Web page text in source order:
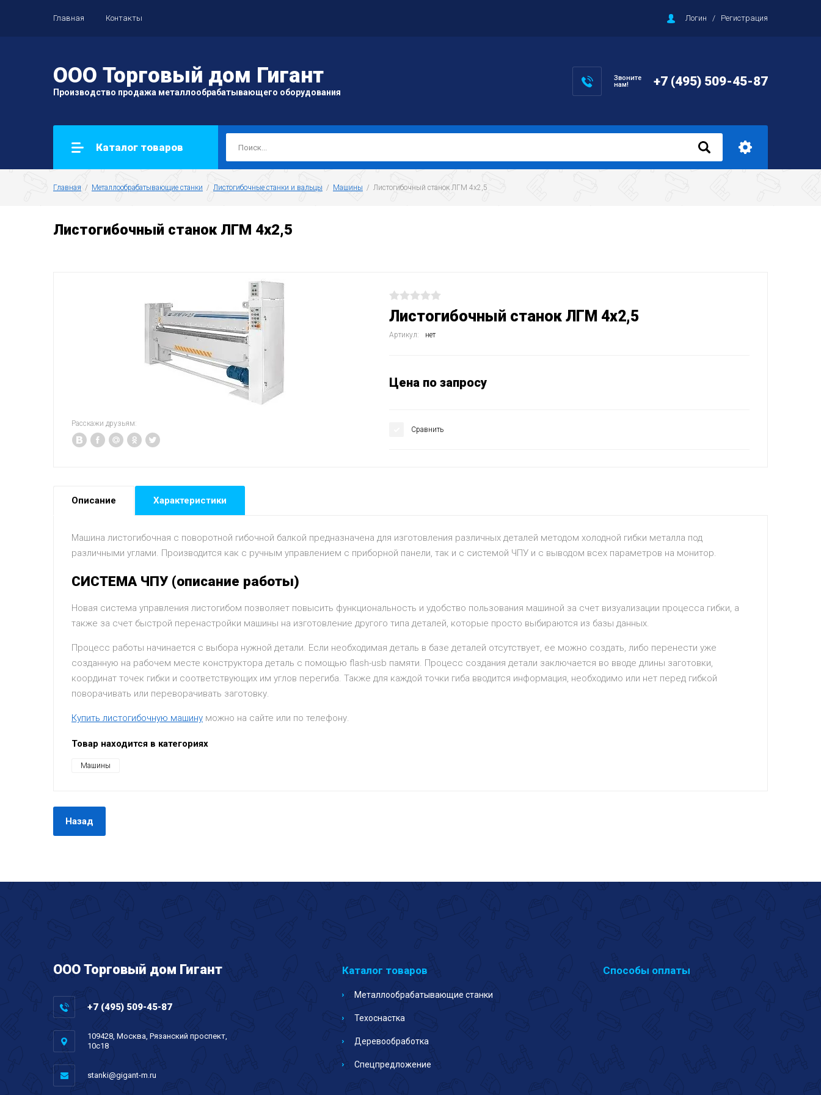
Главная Контакты Логин / Регистрация
ООО Торговый дом Гигант
Производство продажа металлообрабатывающего оборудования
Звоните
нам!
+7 (495) 509-45-87
Каталог товаров
Главная
  /
Металлообрабатывающие станки
  /
Листогибочные станки и вальцы
  /
Машины
  /  Листогибочный станок ЛГМ 4х2,5
Листогибочный станок ЛГМ 4х2,5
Расскажи друзьям:
Листогибочный станок ЛГМ 4х2,5
Артикул: нет
Цена по запросу
Сравнить
Описание Характеристики
Машина листогибочная с поворотной гибочной балкой предназначена для изготовления различных деталей методом холодной гибки металла под
различными углами. Производится как с ручным управлением с приборной панели, так и с системой ЧПУ и с выводом всех параметров на монитор.
CИСТЕМА ЧПУ (описание работы)
Новая система управления листогибом позволяет повысить функциональность и удобство пользования машиной за счет визуализации процесса гибки, а
также за счет быстрой перенастройки машины на изготовление другого типа деталей, которые просто выбираются из базы данных.
Процесс работы начинается с выбора нужной детали. Если необходимая деталь в базе деталей отсутствует, ее можно создать, либо перенести уже
созданную на рабочем месте конструктора деталь с помощью flash-usb памяти. Процесс создания детали заключается во вводе длины заготовки,
координат точек гибки и соответствующих им углов перегиба. Также для каждой точки гиба вводится информация, необходимо или нет перед гибкой
поворачивать или переворачивать заготовку.
Купить листогибочную машину можно на сайте или по телефону.
Товар находится в категориях
Машины
Назад
ООО Торговый дом Гигант
+7 (495) 509-45-87
109428, Москва, Рязанский проспект,
10с18
stanki@gigant-m.ru
Каталог товаров
Металлообрабатывающие станки
Техоснастка
Деревообработка
Спецпредложение
Способы оплаты